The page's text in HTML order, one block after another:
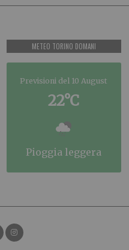
METEO TORINO DOMANI
Previsioni del 10 August
22°C
pioggia leggera